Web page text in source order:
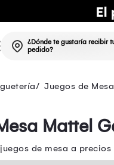
¿Dónde te gustaría recibir
pedido?
Juegos de Mesa
Mattel
de mesa a